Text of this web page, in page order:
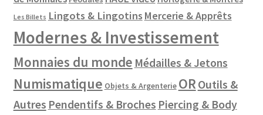
Les Billets Lingots & Lingotins Mercerie & Apprêts
Modernes & Investissement
Monnaies du monde Médailles & Jetons
Numismatique Objets & Argenterie OR Outils &
Autres Pendentifs & Broches Piercing & Body